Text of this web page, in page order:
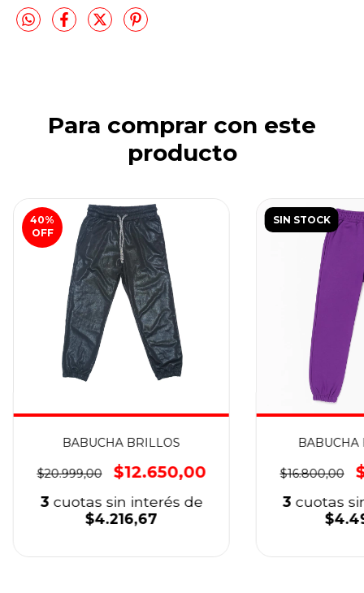
Para comprar con este
producto
40%
OFF
BABUCHA BRILLOS
$20.999,00 $12.650,00
3 cuotas sin interés de
$4.216,67
SIN STOCK
BABUCHA
$16.800,00
3 cuotas